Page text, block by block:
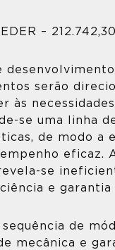
–
serão
se uma linha
de modo
se
e garantia
de
mecânica e